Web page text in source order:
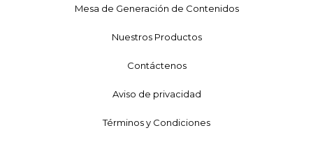
Mesa de Generación de Contenidos
Nuestros Productos
Contáctenos
Aviso de privacidad
Términos y Condiciones